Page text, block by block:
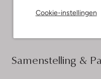
Cookie-instellingen
Samenstelling &